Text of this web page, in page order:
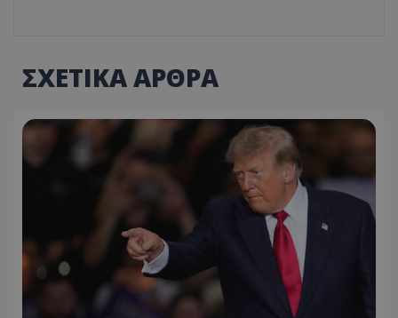
ΣΧΕΤΙΚΑ ΑΡΘΡΑ